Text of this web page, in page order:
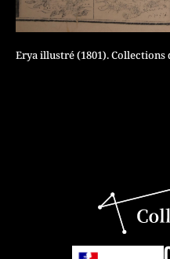
Erya illustré (1801). Collections